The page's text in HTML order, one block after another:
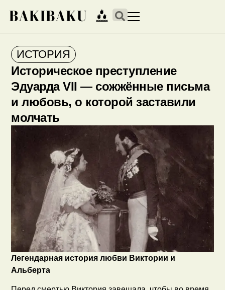
ИСТОРИЯ
Историческое преступление
Эдуарда VII — сожжённые письма
и любовь, о которой заставили
молчать
Легендарная история любви Виктории и
Альберта